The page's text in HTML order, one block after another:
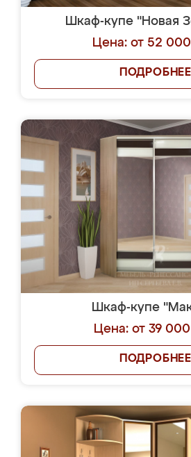
Шкаф-купе "Новая
Цена: от 52
ПОДРОБНЕЕ
Шкаф-купе
Цена: от 39
ПОДРОБНЕЕ